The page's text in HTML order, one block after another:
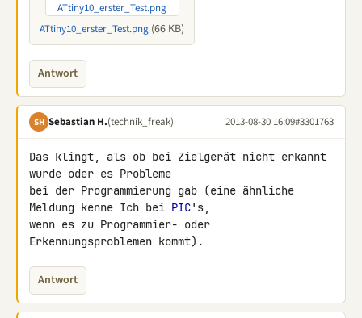
ATtiny10_erster_Test.png (66 KB)
Antwort
SH Sebastian H.(technik_freak) 2013-08-30 16:09#3301763
Das klingt, als ob bei Zielgerät nicht erkannt
wurde oder es Probleme
bei der Programmierung gab (eine ähnliche
Meldung kenne Ich bei PIC's,
wenn es zu Programmier- oder
Erkennungsproblemen kommt).
Antwort